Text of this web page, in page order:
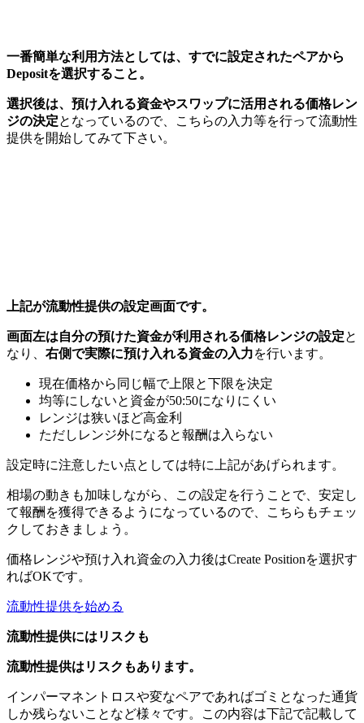
一番簡単な利用方法としては、すでに設定されたペアから
Depositを選択すること。
選択後は、預け入れる資金やスワップに活用される価格レン
ジの決定となっているので、こちらの入力等を行って流動性
提供を開始してみて下さい。
上記が流動性提供の設定画面です。
画面左は自分の預けた資金が利用される価格レンジの設定と
なり、 右側で実際に預け入れる資金の入力を行います。
現在価格から同じ幅で上限と下限を決定
均等にしないと資金が50:50になりにくい
レンジは狭いほど高金利
ただしレンジ外になると報酬は入らない
設定時に注意したい点としては特に上記があげられます。
相場の動きも加味しながら、この設定を行うことで、安定し
て報酬を獲得できるようになっているので、こちらもチェッ
クしておきましょう。
価格レンジや預け入れ資金の入力後はCreate Positionを選択す
ればOKです。
流動性提供を始める
流動性提供にはリスクも
流動性提供はリスクもあります。
インパーマネントロスや変なペアであればゴミとなった通貨
しか残らないことなど様々です。この内容は下記で記載して